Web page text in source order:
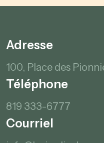
Adresse
100, Place des
Téléphone
819 333-6777
Courriel